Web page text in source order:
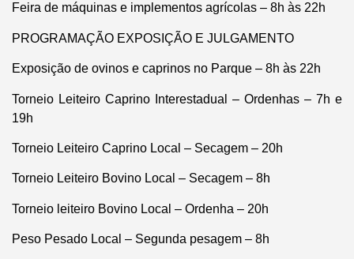
Feira de máquinas e implementos agrícolas – 8h às 22h
PROGRAMAÇÃO EXPOSIÇÃO E JULGAMENTO
Exposição de ovinos e caprinos no Parque – 8h às 22h
Torneio Leiteiro Caprino Interestadual – Ordenhas – 7h e
19h
Torneio Leiteiro Caprino Local – Secagem – 20h
Torneio Leiteiro Bovino Local – Secagem – 8h
Torneio leiteiro Bovino Local – Ordenha – 20h
Peso Pesado Local – Segunda pesagem – 8h